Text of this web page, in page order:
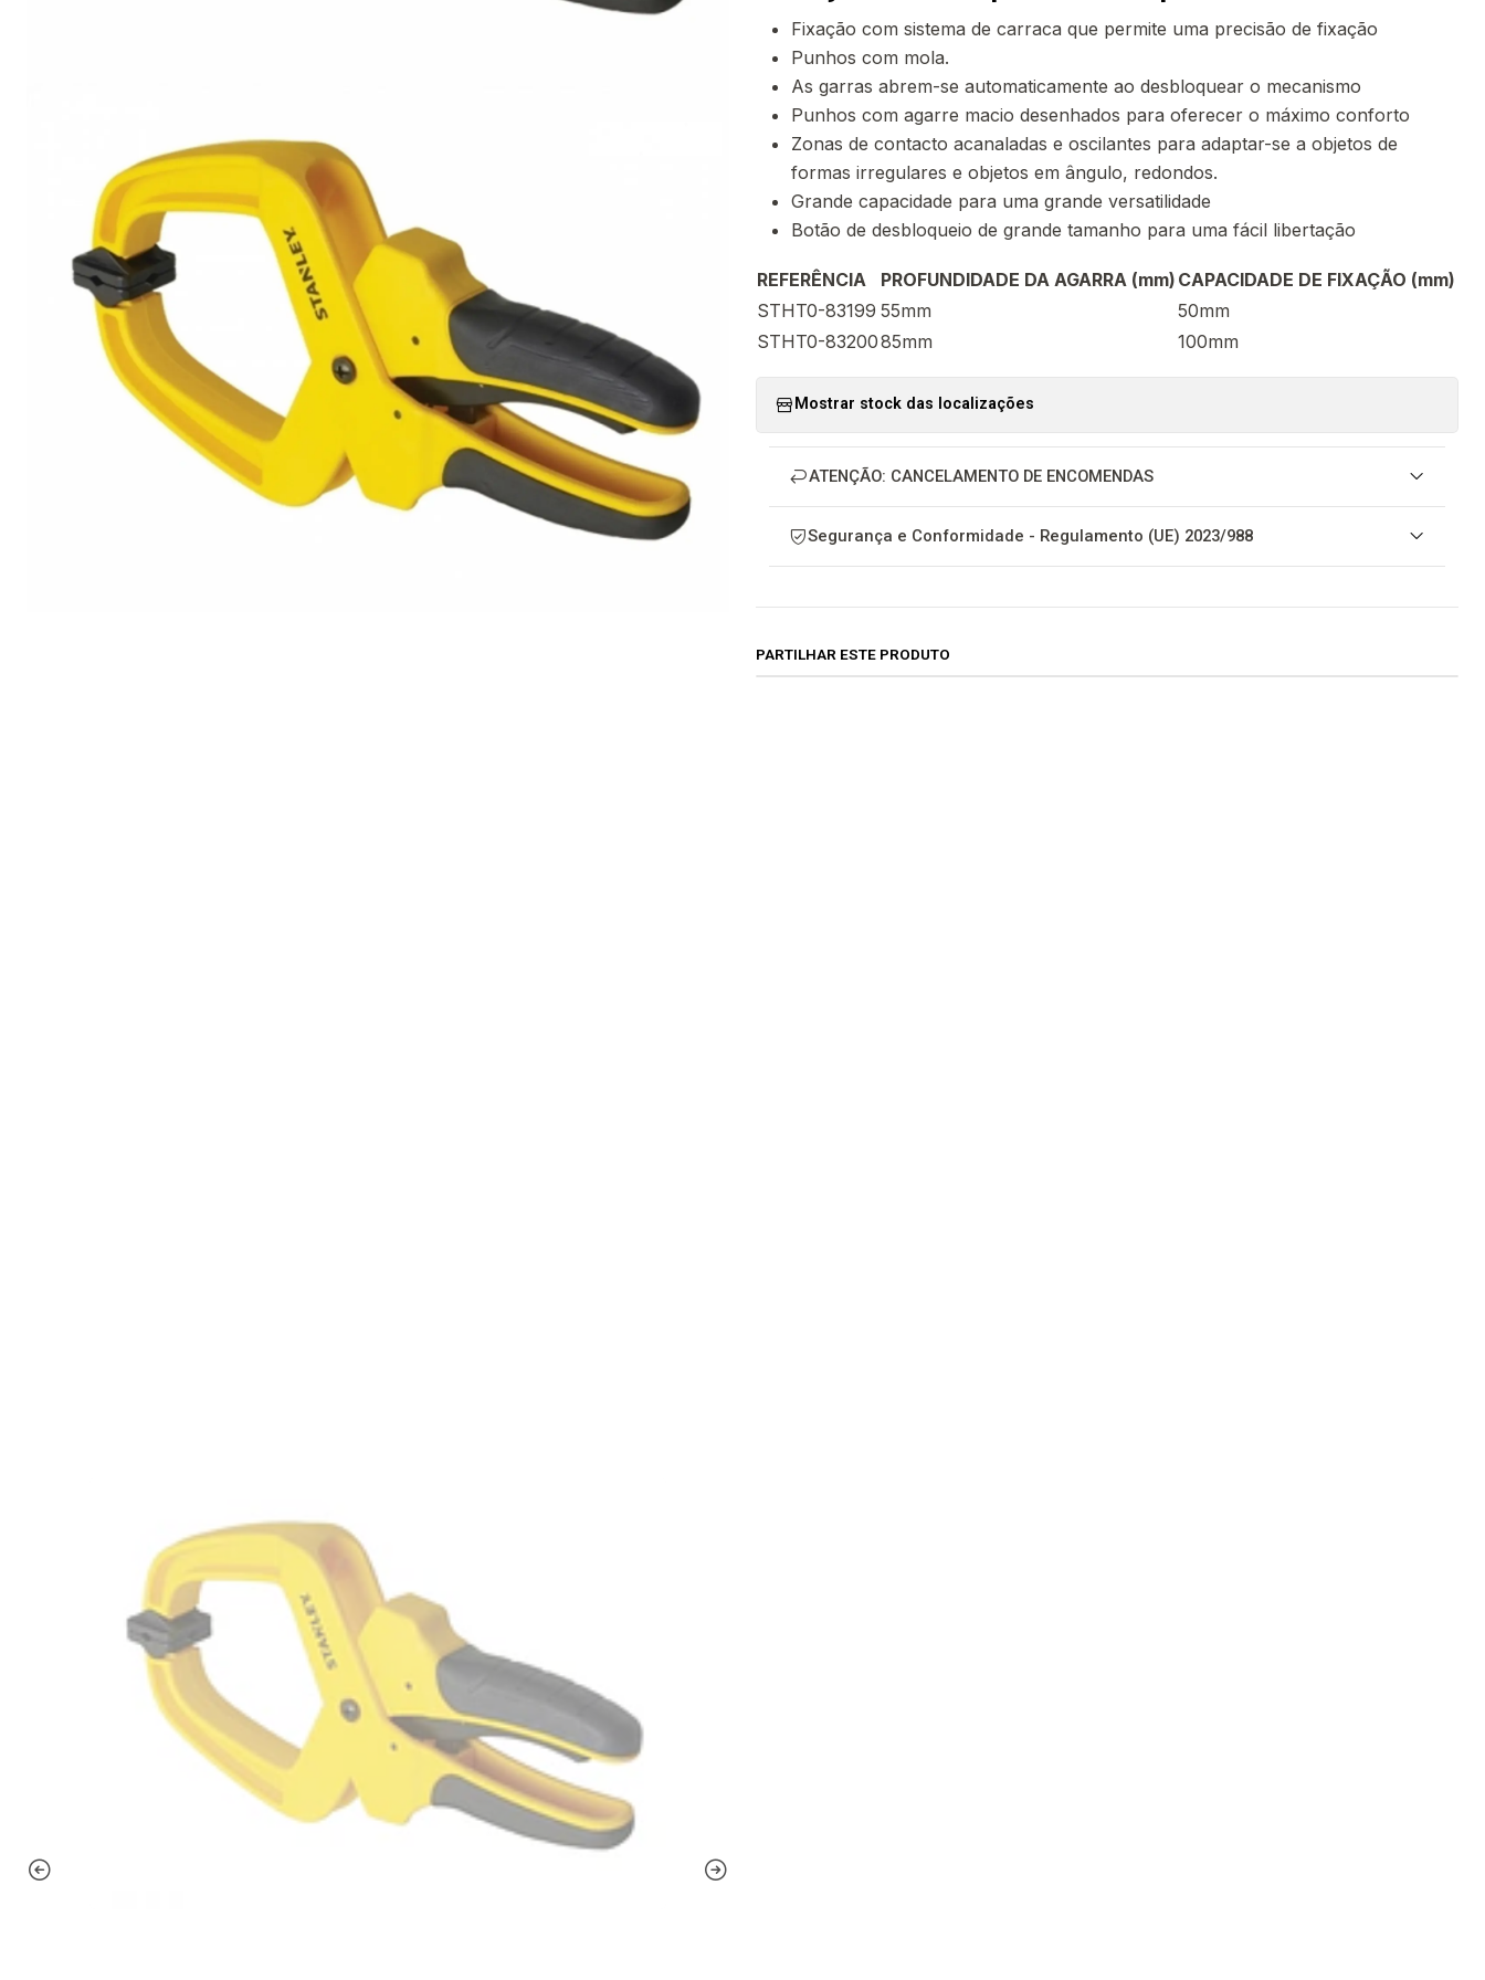
Fixação com sistema de carraca que permite uma precisão de fixação
Punhos com mola.
As garras abrem-se automaticamente ao desbloquear o mecanismo
Punhos com agarre macio desenhados para oferecer o máximo conforto
Zonas de contacto acanaladas e oscilantes para adaptar-se a objetos de
formas irregulares e objetos em ângulo, redondos.
Grande capacidade para uma grande versatilidade
Botão de desbloqueio de grande tamanho para uma fácil libertação
REFERÊNCIA PROFUNDIDADE DA AGARRA (mm) CAPACIDADE DE FIXAÇÃO (mm)
STHT0-83199 55mm
50mm
STHT0-8320085mm 100mm
Mostrar stock das localizações
ATENÇÃO: CANCELAMENTO DE ENCOMENDAS
Segurança e Conformidade - Regulamento (UE) 2023/988
PARTILHAR ESTE PRODUTO